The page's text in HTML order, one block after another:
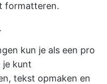
formatteren.
kun je als een pro
je kunt
tekst opmaken en